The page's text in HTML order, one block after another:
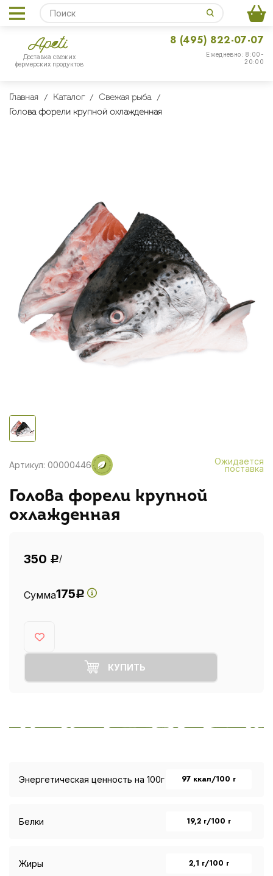
Доставка свежих
фермерских продуктов
Ежедневно: 8:00-
20:00
8 (495) 822-07-07
Главная Каталог
Свежая рыба
Голова форели крупной охлажденная
Артикул: 00000446 Ожидается
поставка
Голова форели крупной
охлажденная
350 Р/
Сумма175Р
КУПИТЬ
Энергетическая ценность на 100г 97 ккал/100 г
Белки 19,2 г/100 г
Жиры 2,1 г/100 г